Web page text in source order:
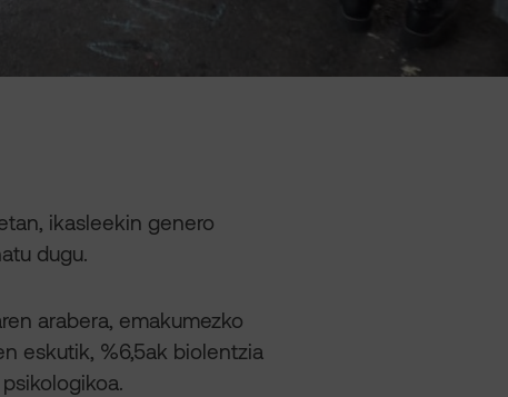
ikasleekin genero
dugu.
arabera, emakumezko
eskutik, %6,5ak biolentzia